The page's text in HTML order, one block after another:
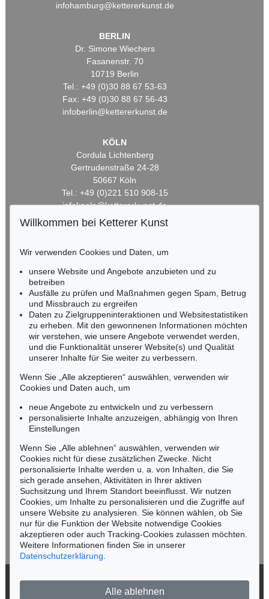
infohamburg@kettererkunst.de
BERLIN
Dr. Simone Wiechers
Fasanenstr. 70
10719 Berlin
Tel.: +49 (0)30 88 67 53-63
Fax: +49 (0)30 88 67 56-43
infoberlin@kettererkunst.de
KÖLN
Cordula Lichtenberg
Gertrudenstraße 24-28
50667 Köln
Tel.: +49 (0)221 510 908-15
infokoeln@kettererkunst.de
HESSEN
Miriam Heß
Tel.: +49 (0)62 21 58 80-038
Fax: +49 (0)62 21 58 80-595
infoheidelberg@kettererkunst.de
NORDDEUTSCHLAND
Nico Kassel, M.A.
Mobil: +49 (0)171 8618661
n.kassel@kettererkunst.de
Keine Auktion mehr verpassen!
Wir informieren Sie rechtzeitig.
Jetzt zum Newsletter anmelden >
Willkommen bei Ketterer Kunst
Wir verwenden Cookies und Daten, um
unsere Website und Angebote anzubieten und zu
betreiben
Ausfälle zu prüfen und Maßnahmen gegen Spam, Betrug
und Missbrauch zu ergreifen
Daten zu Zielgruppeninteraktionen und Websitestatistiken
zu erheben. Mit den gewonnenen Informationen möchten
wir verstehen, wie unsere Angebote verwendet werden,
und die Funktionalität unserer Website(s) und Qualität
unserer Inhalte für Sie weiter zu verbessern.
Wenn Sie „Alle akzeptieren“ auswählen, verwenden wir
Cookies und Daten auch, um
neue Angebote zu entwickeln und zu verbessern
personalisierte Inhalte anzuzeigen, abhängig von Ihren
Einstellungen
Wenn Sie „Alle ablehnen“ auswählen, verwenden wir
Cookies nicht für diese zusätzlichen Zwecke. Nicht
personalisierte Inhalte werden u. a. von Inhalten, die Sie
sich gerade ansehen, Aktivitäten in Ihrer aktiven
Suchsitzung und Ihrem Standort beeinflusst. Wir nutzen
Cookies, um Inhalte zu personalisieren und die Zugriffe auf
unsere Website zu analysieren. Sie können wählen, ob Sie
nur für die Funktion der Website notwendige Cookies
akzeptieren oder auch Tracking-Cookies zulassen möchten.
Weitere Informationen finden Sie in unserer
Datenschutzerklärung
Alle ablehnen